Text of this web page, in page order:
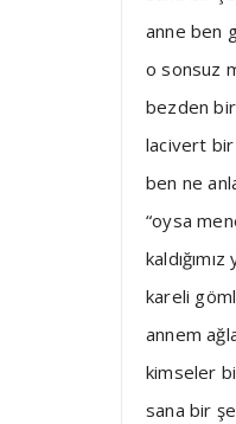
anne ben
o sonsuz
bezden
lacivert bir
ben ne
“oysa
kareli
annem
kimseler
sana bir